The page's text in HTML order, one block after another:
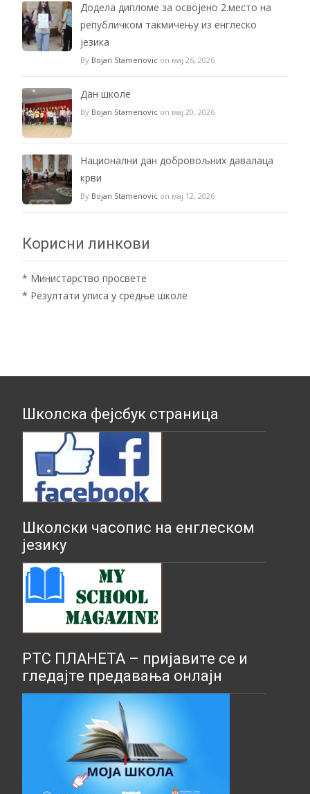
Додела дипломе за освојено 2.место на
републичком такмичењу из енглеско
језика
By Bojan Stamenovic on мај 26, 2026
Дан школе
By Bojan Stamenovic on мај 20, 2026
Национални дан добровољних давалаца
крви
By Bojan Stamenovic on мај 12, 2026
Корисни линкови
* Министарство просвете
* Резултати уписа у средње школе
Школска фејсбук страница
Школски часопис на енглеском
језику
РТС ПЛАНЕТА – пријавите се и
гледајте предавања онлајн